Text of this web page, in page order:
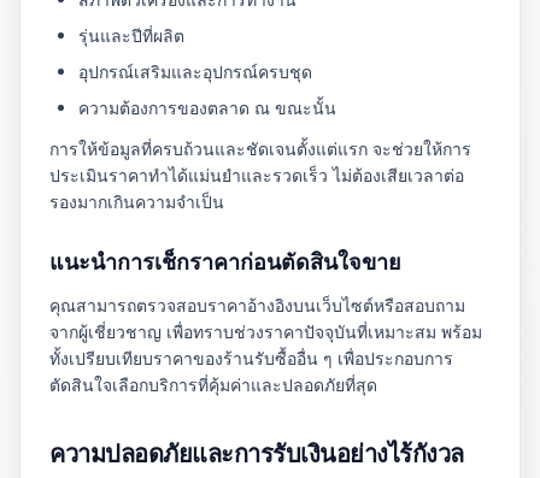
รุ่นและปีที่ผลิต
อุปกรณ์เสริมและอุปกรณ์ครบชุด
ความต้องการของตลาด ณ ขณะนั้น
การให้ข้อมูลที่ครบถ้วนและชัดเจนตั้งแต่แรก จะช่วยให้การ
ประเมินราคาทำได้แม่นยำและรวดเร็ว ไม่ต้องเสียเวลาต่อ
รองมากเกินความจำเป็น
แนะนำการเช็กราคาก่อนตัดสินใจขาย
คุณสามารถตรวจสอบราคาอ้างอิงบนเว็บไซต์หรือสอบถาม
จากผู้เชี่ยวชาญ เพื่อทราบช่วงราคาปัจจุบันที่เหมาะสม พร้อม
ทั้งเปรียบเทียบราคาของร้านรับซื้ออื่น ๆ เพื่อประกอบการ
ตัดสินใจเลือกบริการที่คุ้มค่าและปลอดภัยที่สุด
ความปลอดภัยและการรับเงินอย่างไร้กังวล